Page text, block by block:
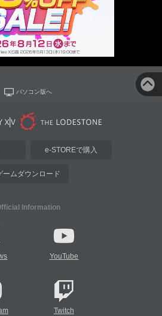
パソコン版へ
e-STOREで購入
ームダウンロード
Information
YouTube
Twitch